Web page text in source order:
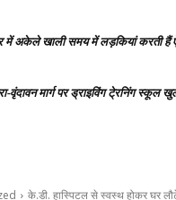
में अकेले खाली समय में लड़कियां करती हैं
वृंदावन मार्ग पर ड्राइविंग टे्रनिंग स्कूल